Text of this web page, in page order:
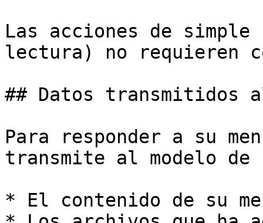
Las acciones de simple
lectura) no requieren
## Datos transmitidos
Para responder a su
transmite al modelo de
* El contenido de su